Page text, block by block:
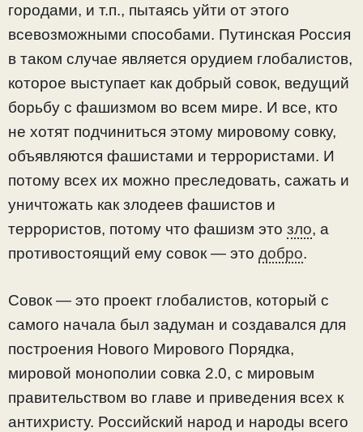
городами, и т.п., пытаясь уйти от этого
всевозможными способами. Путинская Россия
в таком случае является орудием глобалистов,
которое выступает как добрый совок, ведущий
борьбу с фашизмом во всем мире. И все, кто
не хотят подчиниться этому мировому совку,
объявляются фашистами и террористами. И
потому всех их можно преследовать, сажать и
уничтожать как злодеев фашистов и
террористов, потому что фашизм это зло, а
противостоящий ему совок — это добро.
Совок — это проект глобалистов, который с
самого начала был задуман и создавался для
построения Нового Мирового Порядка,
мировой монополии совка 2.0, с мировым
правительством во главе и приведения всех к
антихристу. Российский народ и народы всего